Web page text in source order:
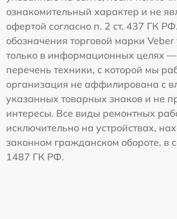
ознакомительный характер и не
офертой согласно п. 2 ст. 437 ГК
обозначения торговой марки
только в информационных целях —
перечень техники, с которой мы
организация не аффилирована с
указанных товарных знаков и не
интересы. Все виды ремонтных
исключительно на устройствах,
законном гражданском обороте, в
1487 ГК РФ.